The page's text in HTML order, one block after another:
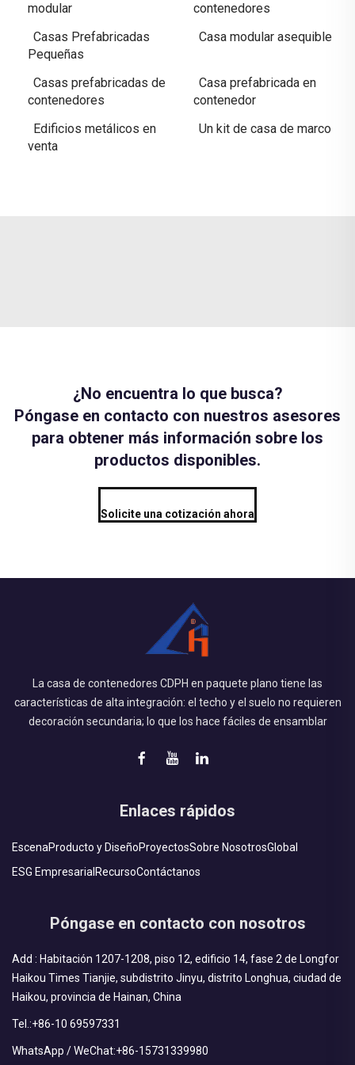
modular
contenedores
Casas Prefabricadas
Pequeñas
Casa modular asequible
Casas prefabricadas de
contenedores
Casa prefabricada en
contenedor
Edificios metálicos en
venta
Un kit de casa de marco
¿No encuentra lo que busca?
Póngase en contacto con nuestros asesores
para obtener más información sobre los
productos disponibles.
Solicite una cotización ahora
La casa de contenedores CDPH en paquete plano tiene las
características de alta integración: el techo y el suelo no requieren
decoración secundaria; lo que los hace fáciles de ensamblar
Enlaces rápidos
EscenaProducto y DiseñoProyectosSobre NosotrosGlobal
ESG Empresarial RecursoContáctanos
Póngase en contacto con nosotros
Add : Habitación 1207-1208, piso 12, edificio 14, fase 2 de Longfor
Haikou Times Tianjie, subdistrito Jinyu, distrito Longhua, ciudad de
Haikou, provincia de Hainan, China
Tel.:+86-10 69597331
WhatsApp / WeChat:+86-15731339980